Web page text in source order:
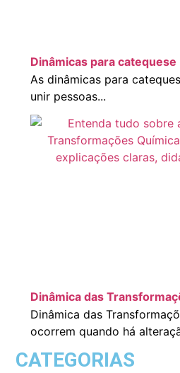
Dinâmicas para catequese
As dinâmicas para
unir pessoas...
Dinâmica das
Dinâmica das
ocorrem quando há
CATEGORIAS